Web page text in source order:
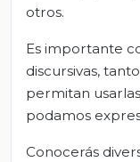
otros.
Es importante
discursivas,
permitan
podamos
Conocerás